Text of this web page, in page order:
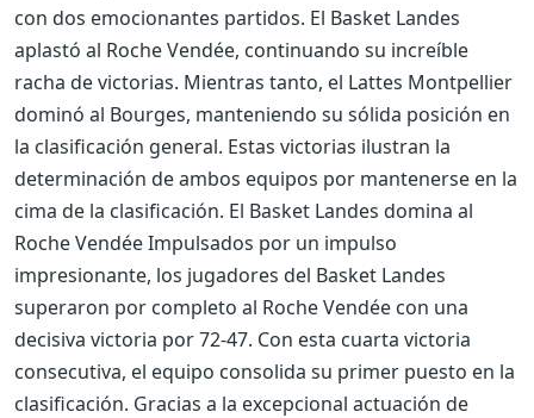
con dos emocionantes partidos. El Basket Landes
aplastó al Roche Vendée, continuando su increíble
racha de victorias. Mientras tanto, el Lattes Montpellier
dominó al Bourges, manteniendo su sólida posición en
la clasificación general. Estas victorias ilustran la
determinación de ambos equipos por mantenerse en la
cima de la clasificación. El Basket Landes domina al
Roche VendéeImpulsados ​​por un impulso
impresionante, los jugadores del Basket Landes
superaron por completo al Roche Vendée con una
decisiva victoria por 72-47. Con esta cuarta victoria
consecutiva, el equipo consolida su primer puesto en la
clasificación. Gracias a la excepcional actuación de